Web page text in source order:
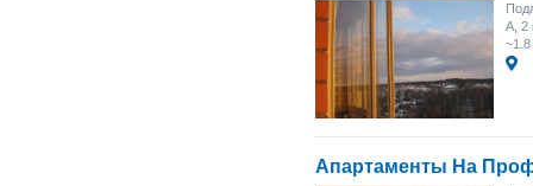
А, 2
Апартаменты На